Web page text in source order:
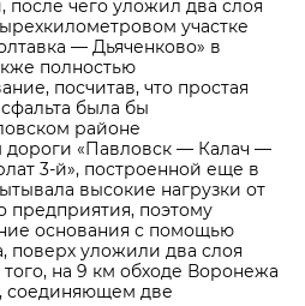
чего уложил два слоя
участке
— Дьяченково» в
полностью
посчитав, что простая
была бы
районе
дороги «Павловск — Калач —
3-й», построенной еще в
высокие нагрузки от
предприятия, поэтому
основания с помощью
поверх уложили два слоя
на 9 км обходе Воронежа
соединяющем две